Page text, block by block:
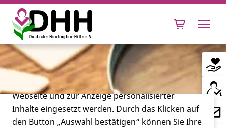
Leben mit Huntington
Cookie-Einstellungen
Diese Webseite setzt verschiedene Cookies und
Tracking-Tools ein. Dies beinhaltet Cookies und
Tracking-Tools, die für den Betrieb der Webseite
technisch notwendig sind, die zu statistischen
Zwecken sowie zur besseren Bedienbarkeit der
Webseite und zur Anzeige personalisierter
Inhalte eingesetzt werden. Durch das Klicken auf
den Button „Auswahl bestätigen“ können Sie Ihre